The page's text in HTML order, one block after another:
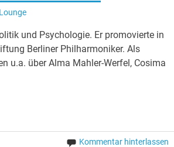
Lounge
und Psychologie. Er promovierte in
Berliner Philharmoniker. Als
u.a. über Alma Mahler-Werfel, Cosima
Kommentar hinterlassen